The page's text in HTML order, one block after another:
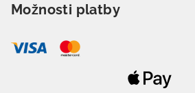
Možnosti platby